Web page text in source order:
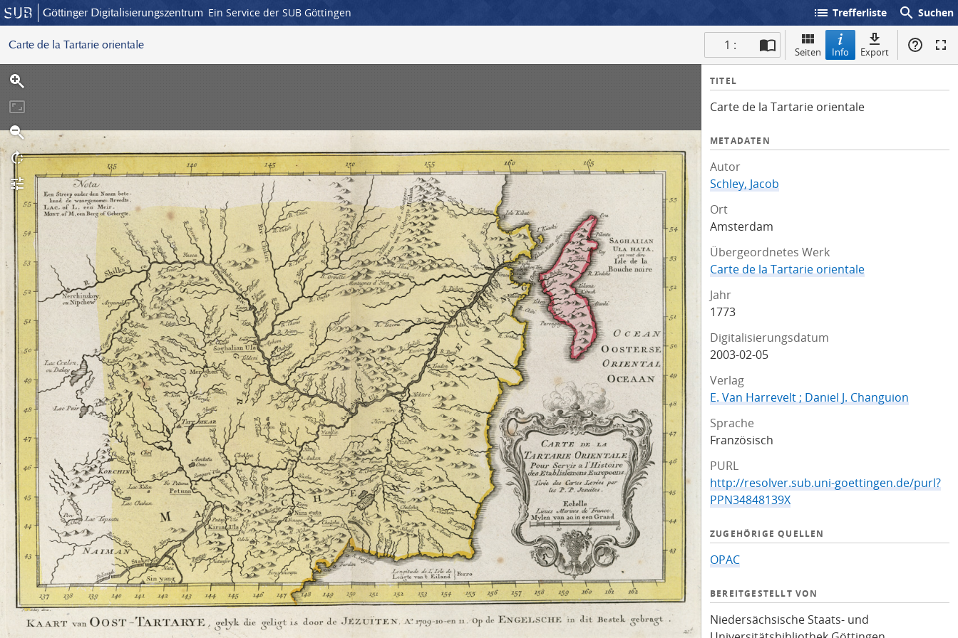
Göttinger Digitalisierungszentrum Ein Service der SUB Göttingen list Trefferliste search Suchen
Carte de la Tartarie orientale 1 : Seiten Info Export
I
f
TITEL
Carte de la Tartarie orientale
METADATEN
Autor
Schley, Jacob
Ort
Amsterdam
Übergeordnetes Werk
Carte de la Tartarie orientale
Jahr
1773
Digitalisierungsdatum
2003-02-05
Verlag
E. Van Harrevelt ; Daniel J. Changuion
Sprache
Französisch
PURL
http://resolver.sub.uni-goettingen.de/purl?
PPN34848139X
ZUGEHÖRIGE QUELLEN
OPAC
BEREITGESTELLT VON
Niedersächsische Staats- und